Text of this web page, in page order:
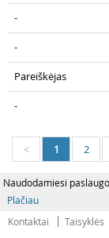
Naudodamiesi
Plačiau
-
-
Pareiškėjas
-
< 1 2
Kontaktai Taisyklės